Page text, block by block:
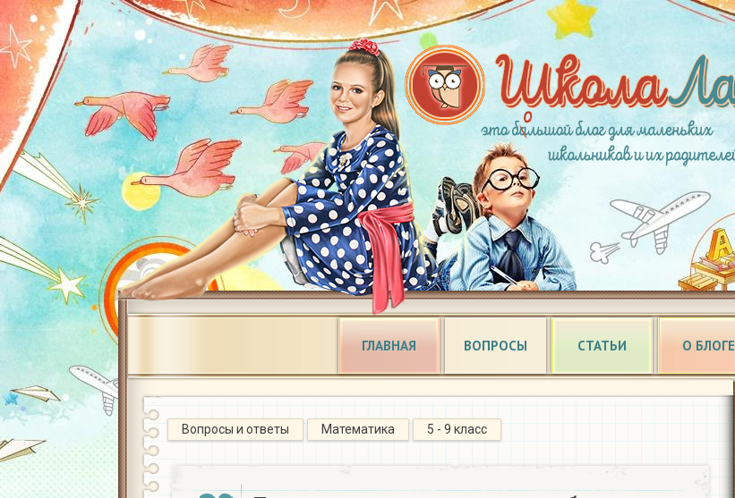
ГЛАВНАЯ ВОПРОСЫ СТАТЬИ О БЛОГЕ
Вопросы и ответы Математика 5 - 9 класс